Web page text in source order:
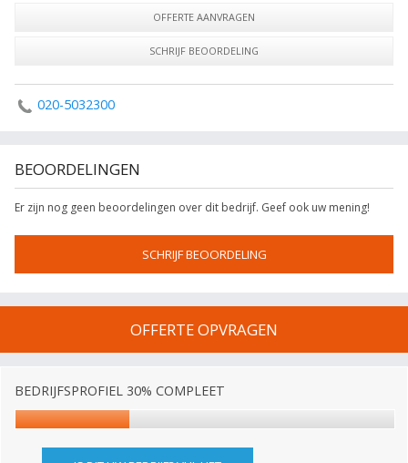
OFFERTE AANVRAGEN
SCHRIJF BEOORDELING
020-5032300
BEOORDELINGEN
Er zijn nog geen beoordelingen over dit bedrijf. Geef ook uw mening!
SCHRIJF BEOORDELING
OFFERTE OPVRAGEN
BEDRIJFSPROFIEL 30% COMPLEET